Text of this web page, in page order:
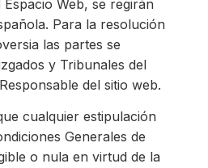
Web, se regirán
Para la resolución
las partes se
y Tribunales del
del sitio web.
cualquier estipulación
Generales de
o nula en virtud de la